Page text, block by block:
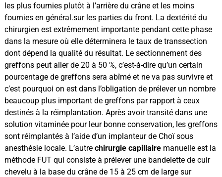
les plus fournies plutôt à l’arrière du crâne et les moins
fournies en général.sur les parties du front. La dextérité du
chirurgien est extrêmement importante pendant cette phase
dans la mesure où elle déterminera le taux de transsection
dont dépend la qualité du résultat. Le sectionnement des
greffons peut aller de 20 à 50 %, c’est-à-dire qu’un certain
pourcentage de greffons sera abîmé et ne va pas survivre et
c’est pourquoi on est dans l’obligation de prélever un nombre
beaucoup plus important de greffons par rapport à ceux
destinés à la réimplantation. Après avoir transité dans une
solution vitaminée pour leur bonne conservation, les greffons
sont réimplantés à l’aide d’un implanteur de Choï sous
anesthésie locale. L’autre chirurgie capillairemanuelle est la
méthode FUT qui consiste à prélever une bandelette de cuir
chevelu à la base du crâne de 15 à 25 cm de large sur